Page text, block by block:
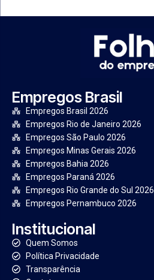
Empregos Brasil
Empregos Brasil 2026
Empregos Rio de Janeiro 2026
Empregos São Paulo 2026
Empregos Minas Gerais 2026
Empregos Bahia 2026
Empregos Paraná 2026
Empregos Rio Grande do Sul 2026
Empregos Pernambuco 2026
Institucional
Quem Somos
Política Privacidade
Transparência